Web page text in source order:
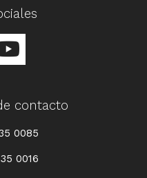
contacto
0085
0016